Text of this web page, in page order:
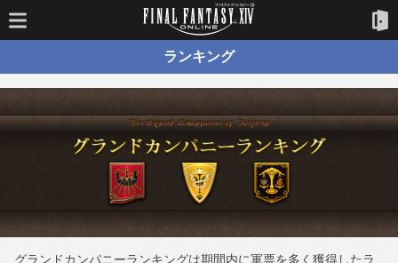
ランキング
グランドカンパニーランキングは期間内に軍票を多く獲得したラ